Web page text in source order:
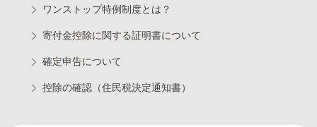
ワンストップ特例制度とは？
寄付金控除に関する証明書について
確定申告について
控除の確認（住民税決定通知書）